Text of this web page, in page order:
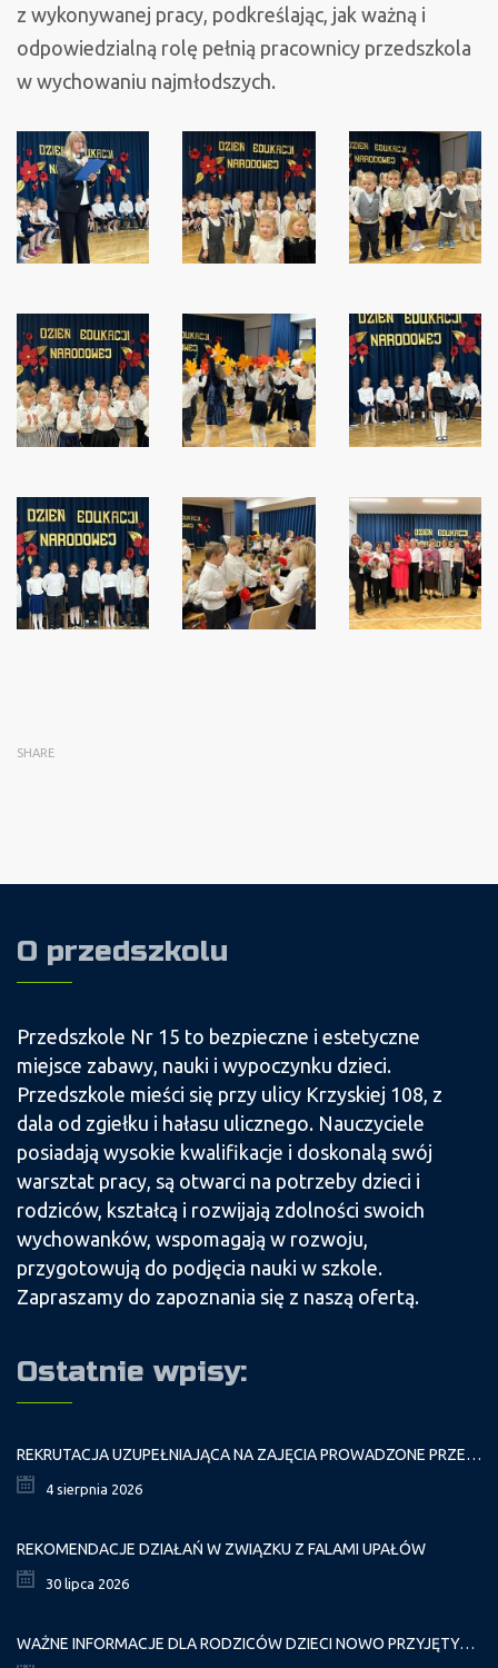
z wykonywanej pracy, podkreślając, jak ważną i
odpowiedzialną rolę pełnią pracownicy przedszkola
w wychowaniu najmłodszych.
SHARE
O przedszkolu
Przedszkole Nr 15 to bezpieczne i estetyczne
miejsce zabawy, nauki i wypoczynku dzieci.
Przedszkole mieści się przy ulicy Krzyskiej 108, z
dala od zgiełku i hałasu ulicznego. Nauczyciele
posiadają wysokie kwalifikacje i doskonalą swój
warsztat pracy, są otwarci na potrzeby dzieci i
rodziców, kształcą i rozwijają zdolności swoich
wychowanków, wspomagają w rozwoju,
przygotowują do podjęcia nauki w szkole.
Zapraszamy do zapoznania się z naszą ofertą.
Ostatnie wpisy:
REKRUTACJA UZUPEŁNIAJĄCA NA ZAJĘCIA PROWADZONE PRZEZ PAŁAC MŁODZIEŻY W ROKU SZKOLNYM 2026/2027
4 sierpnia 2026
REKOMENDACJE DZIAŁAŃ W ZWIĄZKU Z FALAMI UPAŁÓW
30 lipca 2026
WAŻNE INFORMACJE DLA RODZICÓW DZIECI NOWO PRZYJĘTYCH GR. I